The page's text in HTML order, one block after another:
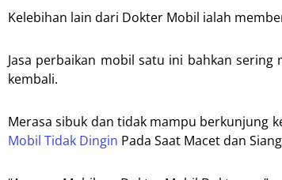
Kelebihan lain dari Dokter Mobil ialah
Jasa perbaikan mobil satu ini bahkan
kembali.
Merasa sibuk dan tidak mampu berkunjung
Mobil Tidak Dingin Pada Saat Macet dan